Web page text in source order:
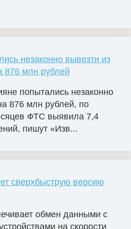
незаконно вывезти из
876 млн рублей
попытались незаконно
876 млн рублей, по
ФТС выявила 7,4
пишут «Изв...
сверхбыструю версию
обмен данными с
на скорости